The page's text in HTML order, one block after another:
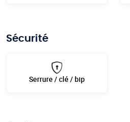
Sécurité
Serrure / clé / bip